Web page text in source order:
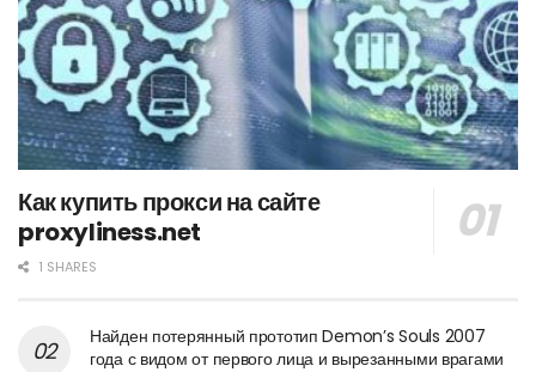
Как купить прокси на сайте
proxyliness.net
1 SHARES
Найден потерянный прототип Demon’s Souls 2007
года с видом от первого лица и вырезанными врагами